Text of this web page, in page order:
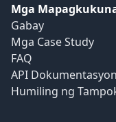
Mga
Gabay
Mga Case Study
FAQ
API Dokumentasyon
Humiling ng